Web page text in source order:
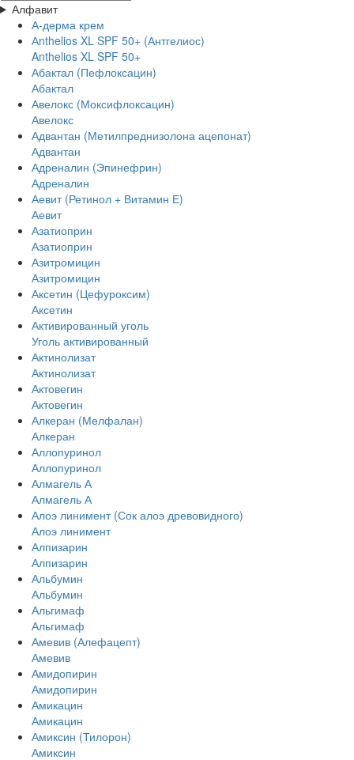
Алфавит
А-дерма крем
Аnthelios XL SPF 50+ (Антгелиос)
Anthelios XL SPF 50+
Абактал (Пефлоксацин)
Абактал
Авелокс (Моксифлоксацин)
Авелокс
Адвантан (Метилпреднизолона ацепонат)
Адвантан
Адреналин (Эпинефрин)
Адреналин
Аевит (Ретинол + Витамин Е)
Аевит
Азатиоприн
Азатиоприн
Азитромицин
Азитромицин
Аксетин (Цефуроксим)
Аксетин
Активированный уголь
Уголь активированный
Актинолизат
Актинолизат
Актовегин
Актовегин
Алкеран (Мелфалан)
Алкеран
Аллопуринол
Аллопуринол
Алмагель А
Алмагель А
Алоэ линимент (Сок алоэ древовидного)
Алоэ линимент
Алпизарин
Алпизарин
Альбумин
Альбумин
Альгимаф
Альгимаф
Амевив (Алефацепт)
Амевив
Амидопирин
Амидопирин
Амикацин
Амикацин
Амиксин (Тилорон)
Амиксин